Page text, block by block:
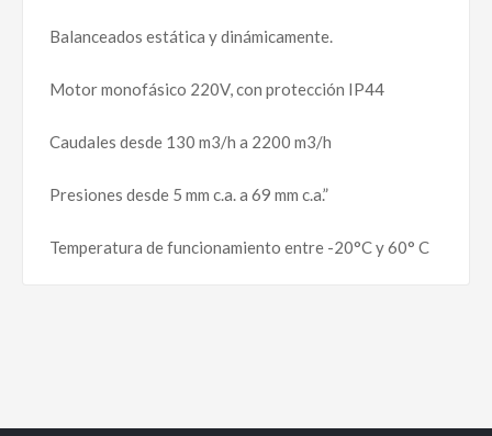
Balanceados estática y dinámicamente.
Motor monofásico 220V, con protección IP44
Caudales desde 130 m3/h a 2200 m3/h
Presiones desde 5 mm c.a. a 69 mm c.a.”
Temperatura de funcionamiento entre -20°C y 60° C